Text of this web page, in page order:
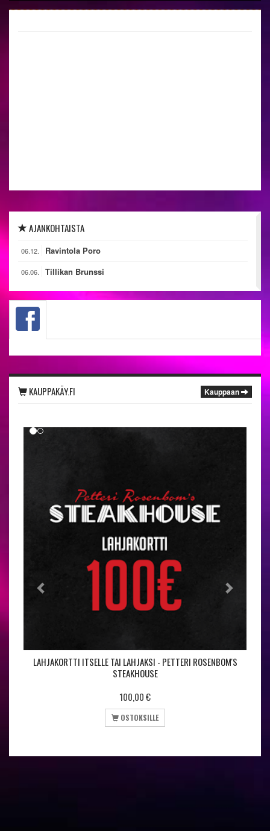
AJANKOHTAISTA
06.12. Ravintola Poro
06.06. Tillikan Brunssi
KAUPPAKÄY.FI Kauppaan
LAHJAKORTTI ITSELLE TAI LAHJAKSI - PETTERI ROSENBOM'S
STEAKHOUSE
100,00€
OSTOKSILLE